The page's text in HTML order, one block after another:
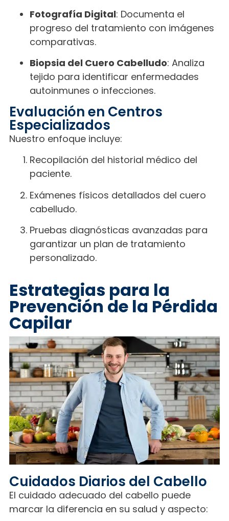
Fotografía Digital: Documenta el
progreso del tratamiento con imágenes
comparativas.
Biopsia del Cuero Cabelludo: Analiza
tejido para identificar enfermedades
autoinmunes o infecciones.
Evaluación en Centros
Especializados
Nuestro enfoque incluye:
Recopilación del historial médico del
paciente.
Exámenes físicos detallados del cuero
cabelludo.
Pruebas diagnósticas avanzadas para
garantizar un plan de tratamiento
personalizado.
Estrategias para la
Prevención de la Pérdida
Capilar
Cuidados Diarios del Cabello
El cuidado adecuado del cabello puede
marcar la diferencia en su salud y aspecto: